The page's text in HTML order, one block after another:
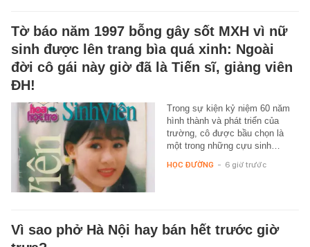
Tờ báo năm 1997 bỗng gây sốt MXH vì nữ
sinh được lên trang bìa quá xinh: Ngoài
đời cô gái này giờ đã là Tiến sĩ, giảng viên
ĐH!
Trong sự kiện kỷ niệm 60 năm
hình thành và phát triển của
trường, cô được bầu chọn là
một trong những cựu sinh…
HỌC ĐƯỜNG - 6 giờ trước
Vì sao phở Hà Nội hay bán hết trước giờ